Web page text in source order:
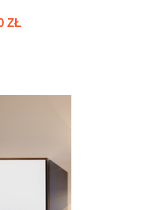
ZŁ